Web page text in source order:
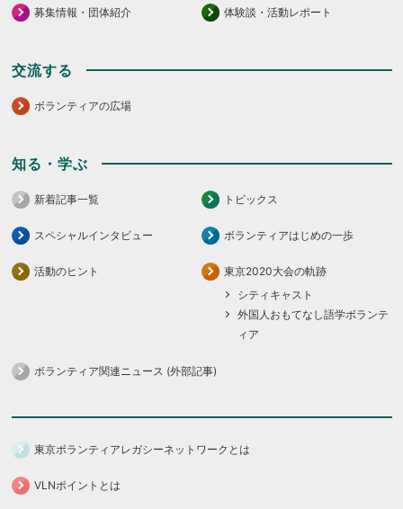
募集情報・団体紹介 体験談・活動レポート
交流する
ボランティアの広場
知る・学ぶ
新着記事一覧 トピックス
スペシャルインタビュー ボランティアはじめの一歩
活動のヒント
東京2020大会の軌跡
シティキャスト
外国人おもてなし語学ボランテ
ィア
ボランティア関連ニュース (外部記事)
東京ボランティアレガシーネットワークとは
VLNポイントとは